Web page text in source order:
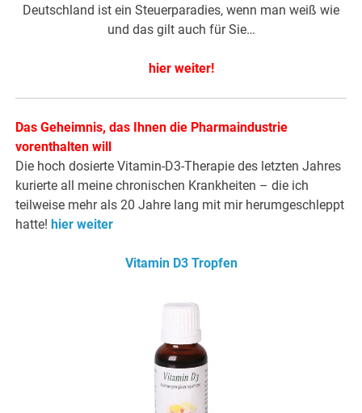
Deutschland ist ein Steuerparadies, wenn man weiß wie
und das gilt auch für Sie…
hier weiter!
Das Geheimnis, das Ihnen die Pharmaindustrie
vorenthalten will
Die hoch dosierte Vitamin-D3-Therapie des letzten Jahres
kurierte all meine chronischen Krankheiten – die ich
teilweise mehr als 20 Jahre lang mit mir herumgeschleppt
hatte!hier weiter
Vitamin D3 Tropfen